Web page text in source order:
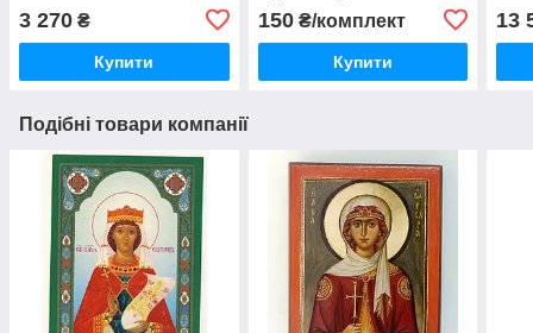
3 270 ₴
Купити
150₴/комплект
Купити
13
Подібні товари компанії